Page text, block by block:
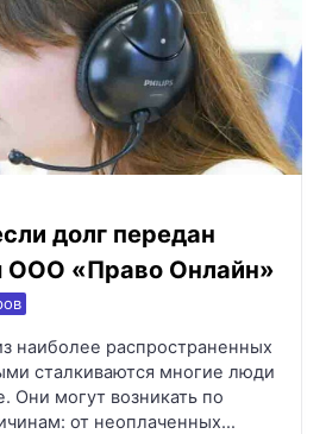
долг передан
ООО «Право Онлайн»
наиболее распространенных
сталкиваются многие люди
Они могут возникать по
от неоплаченных…